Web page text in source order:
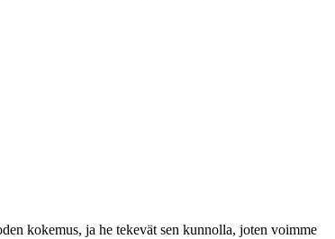
kokemus, ja he tekevät sen kunnolla, joten voimme